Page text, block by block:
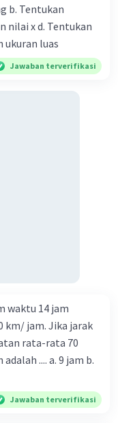
b. Tentukan
nilai x d. Tentukan
ukuran luas
Jawaban terverifikasi
waktu 14 jam
km/ jam. Jika jarak
rata-rata 70
a. 9 jam b.
Jawaban terverifikasi